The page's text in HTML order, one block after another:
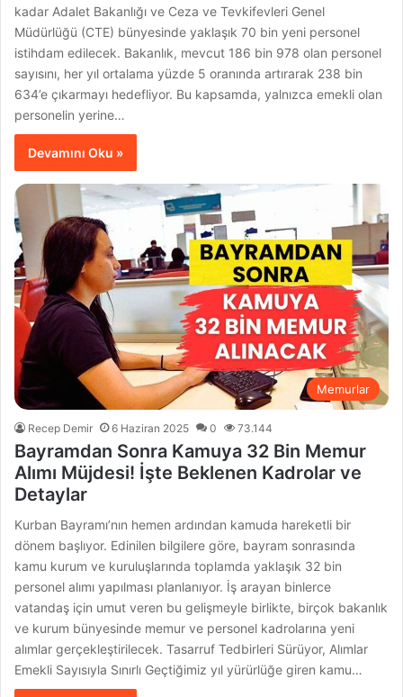
kadar Adalet Bakanlığı ve Ceza ve Tevkifevleri Genel
Müdürlüğü (CTE) bünyesinde yaklaşık 70 bin yeni personel
istihdam edilecek. Bakanlık, mevcut 186 bin 978 olan personel
sayısını, her yıl ortalama yüzde 5 oranında artırarak 238 bin
634’e çıkarmayı hedefliyor. Bu kapsamda, yalnızca emekli olan
personelin yerine…
Devamını Oku »
Memurlar
Recep Demir 6 Haziran 2025 0 73.144
Bayramdan Sonra Kamuya 32 Bin Memur
Alımı Müjdesi! İşte Beklenen Kadrolar ve
Detaylar
Kurban Bayramı’nın hemen ardından kamuda hareketli bir
dönem başlıyor. Edinilen bilgilere göre, bayram sonrasında
kamu kurum ve kuruluşlarında toplamda yaklaşık 32 bin
personel alımı yapılması planlanıyor. İş arayan binlerce
vatandaş için umut veren bu gelişmeyle birlikte, birçok bakanlık
ve kurum bünyesinde memur ve personel kadrolarına yeni
alımlar gerçekleştirilecek. Tasarruf Tedbirleri Sürüyor, Alımlar
Emekli Sayısıyla Sınırlı Geçtiğimiz yıl yürürlüğe giren kamu…